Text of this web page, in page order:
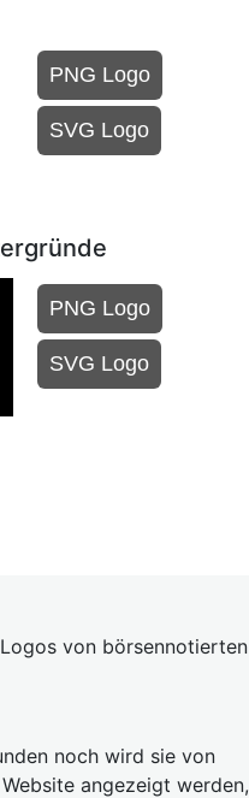
PNG Logo
SVG Logo
PNG Logo
SVG Logo
von börsennotierten
noch wird sie von
angezeigt werden,